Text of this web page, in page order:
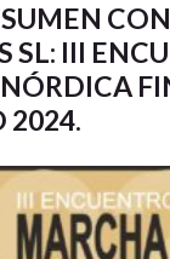
SL: III
2024.